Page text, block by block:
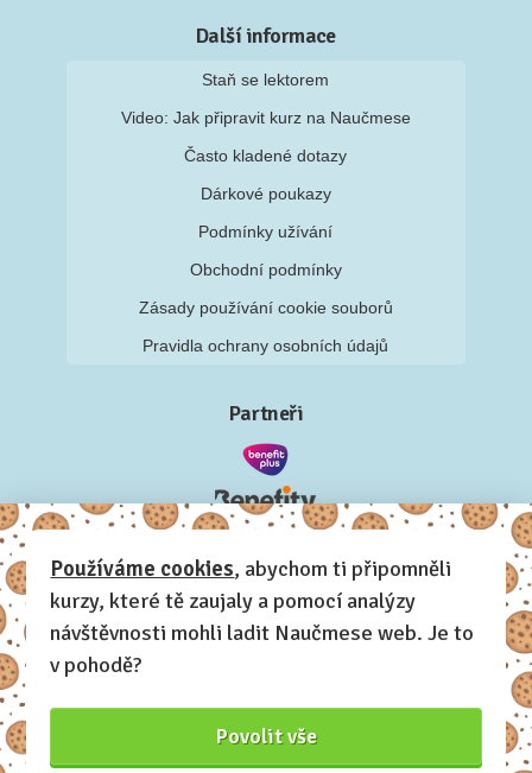
Další informace
Staň se lektorem
Video: Jak připravit kurz na Naučmese
Často kladené dotazy
Dárkové poukazy
Podmínky užívání
Obchodní podmínky
Zásady používání cookie souborů
Pravidla ochrany osobních údajů
Partneři
Používáme cookies, abychom ti připomněli
kurzy, které tě zaujaly a pomocí analýzy
návštěvnosti mohli ladit Naučmese web. Je to
v pohodě?
Povolit vše